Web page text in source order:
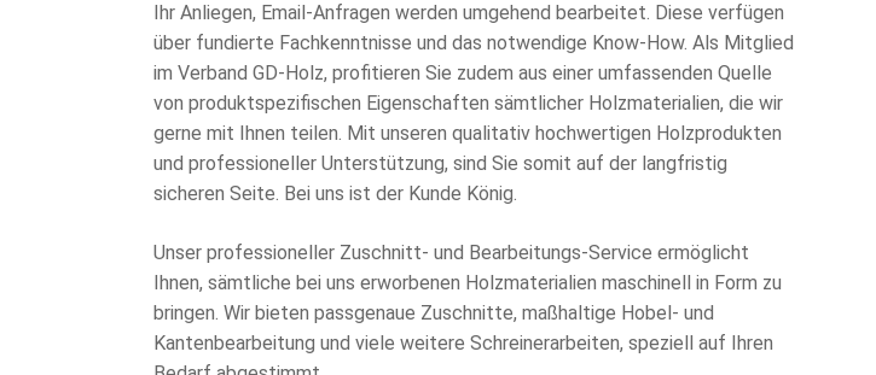
Ihr Anliegen, Email-Anfragen werden umgehend bearbeitet. Diese verfügen
über fundierte Fachkenntnisse und das notwendige Know-How. Als Mitglied
im Verband GD-Holz, profitieren Sie zudem aus einer umfassenden Quelle
von produktspezifischen Eigenschaften sämtlicher Holzmaterialien, die wir
gerne mit Ihnen teilen. Mit unseren qualitativ hochwertigen Holzprodukten
und professioneller Unterstützung, sind Sie somit auf der langfristig
sicheren Seite. Bei uns ist der Kunde König.
Unser professioneller Zuschnitt- und Bearbeitungs-Service ermöglicht
Ihnen, sämtliche bei uns erworbenen Holzmaterialien maschinell in Form zu
bringen. Wir bieten passgenaue Zuschnitte, maßhaltige Hobel- und
Kantenbearbeitung und viele weitere Schreinerarbeiten, speziell auf Ihren